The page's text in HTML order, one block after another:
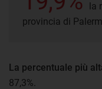
la
provincia di
La percentuale più
87,3%.